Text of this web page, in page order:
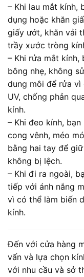
– Khi lau mắt kính,
dụng hoặc khăn
giấy ướt, khăn vải
trầy xước tròng
– Khi rửa mắt kính,
bông nhẹ, không
dung môi để rửa
UV, chống phản
kính.
– Khi đeo kính,
cong vênh, méo
bằng hai tay để
không bị lệch.
– Khi đi ra ngoài,
tiếp với ánh nắng
vì có thể làm biến
kính.
Đến với cửa hàng
vấn và lựa chọn
với nhu cầu và sở